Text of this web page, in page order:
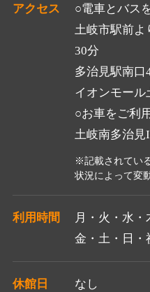
アクセス
○電車とバス
土岐市駅前よ
30分
多治見駅南口
イオンモール
○お車をご利
土岐南多治見
※記載されてい
状況によって変
利用時間
月・火・水・
金・土・日・
休館日 なし